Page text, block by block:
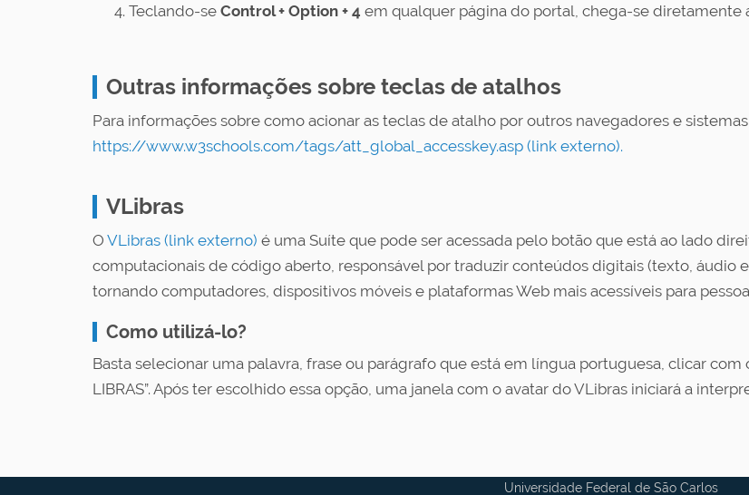
Teclando-se Control+ Option + 4 em qualquer página do portal, chega-se diretamente
Outras informações sobre teclas de atalhos
Para informações sobre como acionar as teclas de atalho por outros navegadores e
https://www.w3schools.com/tags/att_global_accesskey.asp (link externo).
VLibras
O VLibras (link externo) é uma Suíte que pode ser acessada pelo botão que está ao lado
computacionais de código aberto, responsável por traduzir conteúdos digitais (texto, áudio
tornando computadores, dispositivos móveis e plataformas Web mais acessíveis para
Como utilizá-lo?
Basta selecionar uma palavra, frase ou parágrafo que está em língua portuguesa, clicar com
LIBRAS”. Após ter escolhido essa opção, uma janela com o avatar do VLibras iniciará a
Universidade Federal de São Carlos